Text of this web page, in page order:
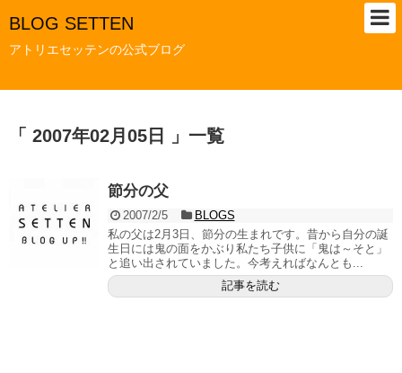
BLOG SETTEN
アトリエセッテンの公式ブログ
「 2007年02月05日 」一覧
節分の父
2007/2/5
BLOGS
私の父は2月3日、節分の生まれです。昔から自分の誕
生日には鬼の面をかぶり私たち子供に「鬼は～そと」
と追い出されていました。今考えればなんとも...
記事を読む